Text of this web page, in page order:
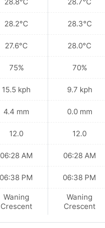
28.2°C
27.6°C
75%
15.5 kph
4.4 mm
12.0
06:28 AM
06:38 PM
Waning
Crescent
28.3°C
28.0°C
70%
9.7 kph
0.0 mm
12.0
06:28 AM
06:38 PM
Waning
Crescent